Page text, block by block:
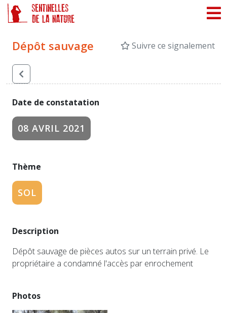
Dépôt sauvage Suivre ce signalement
Date de constatation
08 AVRIL 2021
Thème
SOL
Description
Dépôt sauvage de pièces autos sur un terrain privé. Le
propriétaire a condamné l'accès par enrochement
Photos
Panneau de gestion des cookies